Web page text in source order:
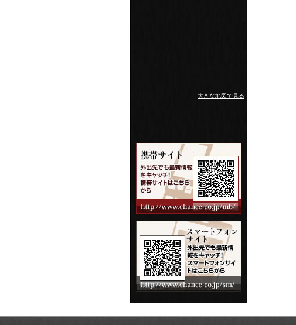
大きな地図で見る